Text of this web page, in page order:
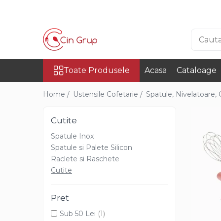
Toate Produsele
Ciocolata Veritabila
Ciocolata Surogat
Ciocolata Decor
Ciocolata Irca
Materii Prime
Cacao DeZaan
Cacao Gerkens
Toate Produsele Acasa Cataloage
Home / Ustensile Cofetarie / Spatule,
Cutite
Spatule Inox
Spatule si Palete Silicon
Raclete si Raschete
Cutite
Pret
Sub 50 Lei (1)